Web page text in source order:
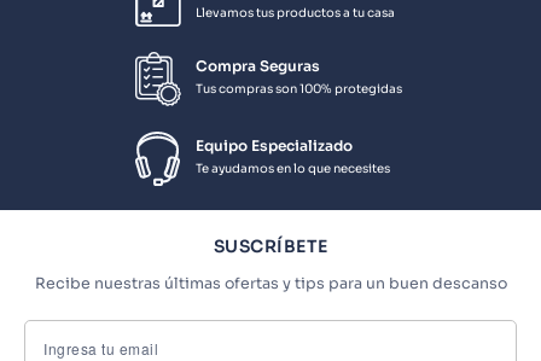
Llevamos tus productos a tu casa
Compra Seguras
Tus compras son 100% protegidas
Equipo Especializado
Te ayudamos en lo que necesites
SUSCRÍBETE
Recibe nuestras últimas ofertas y tips para un buen descanso